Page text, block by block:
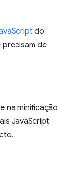
do
precisam de
na minificação
JavaScript